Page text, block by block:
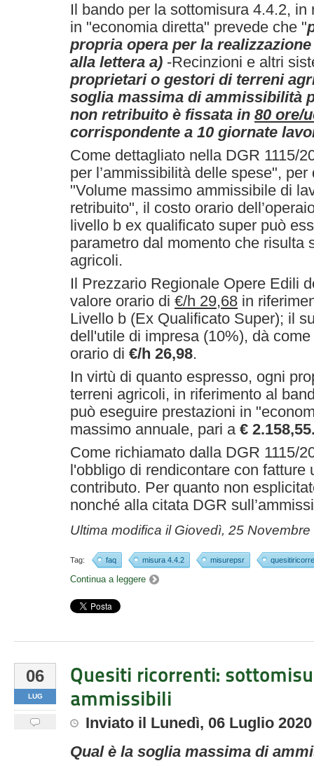
Il bando per la sottomisura 4.4.2,
in "economia diretta" prevede che "
propria opera per la
alla lettera a) -Recinzioni e altri
proprietari o gestori di terreni
soglia massima di ammissibilità
non retribuito è fissata in 80 ore/
corrispondente a 10 giornate
Come dettagliato nella DGR 1115/
per l’ammissibilità delle spese", per
"Volume massimo ammissibile di
retribuito", il costo orario
livello b ex qualificato super può
parametro dal momento che risulta
agricoli.
Il Prezzario Regionale Opere Edili
valore orario di €/h 29,68 in
Livello b (Ex Qualificato Super); il
dell'utile di impresa (10%), dà
orario di €/h 26,98.
In virtù di quanto espresso, ogni
terreni agricoli, in riferimento al
può eseguire prestazioni in
massimo annuale, pari a €
Come richiamato dalla DGR 1115/
l'obbligo di rendicontare con fatture
contributo. Per quanto non
nonché alla citata DGR
Ultima modifica il Giovedì, 25 Novembre
Tag: faq misura 4.4.2 misurepsr
Continua a leggere
06
LUG
Quesiti ricorrenti:
ammissibili
Inviato il Lunedì, 06 Luglio 2020
Qual è la soglia massima di